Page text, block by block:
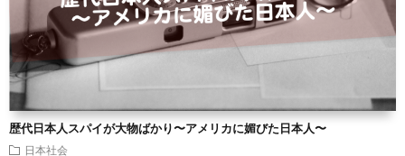
歴代日本人スパイが大物ばかり〜アメリカに媚びた日本人〜
日本社会